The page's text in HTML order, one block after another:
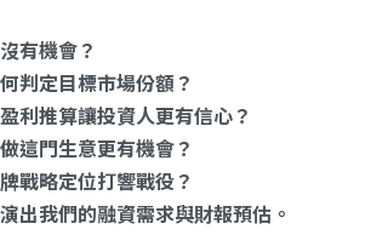
有機會？
判定目標市場份額？
利推算讓投資人更有信心？
這門生意更有機會？
戰略定位打響戰役？
出我們的融資需求與財報預估。